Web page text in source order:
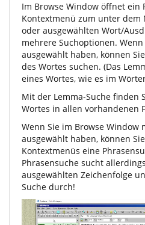
Im Browse Window öffnet ein
Kontextmenü zum unter dem
oder ausgewählten Wort/
mehrere Suchoptionen.
ausgewählt haben, können
des Wortes suchen. (Das
eines Wortes, wie es im
Mit der Lemma-Suche finden
Wortes in allen vorhandenen
Wenn Sie im Browse Window
ausgewählt haben, können
Kontextmenüs eine
Phrasensuche sucht
ausgewählten Zeichenfolge
Suche durch!
Video
Player